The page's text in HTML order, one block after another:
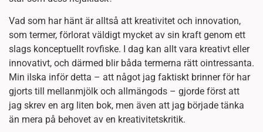
Vad som har hänt är alltså att kreativitet och innovation,
som termer, förlorat väldigt mycket av sin kraft genom ett
slags konceptuellt rovfiske. I dag kan allt vara kreativt eller
innovativt, och därmed blir båda termerna rätt ointressanta.
Min ilska inför detta – att något jag faktiskt brinner för har
gjorts till mellanmjölk och allmängods – gjorde först att
jag skrev en arg liten bok, men även att jag började tänka
än mera på behovet av en kreativitetskritik.